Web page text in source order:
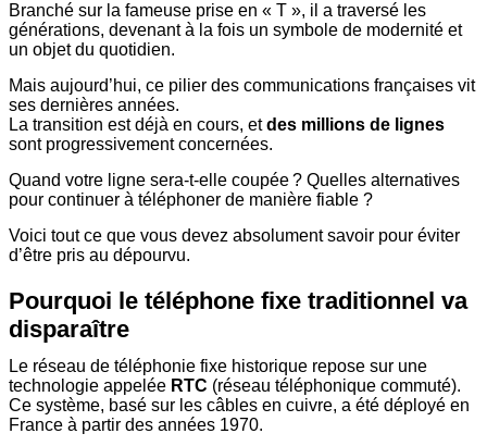
Branché sur la fameuse prise en « T », il a traversé les
générations, devenant à la fois un symbole de modernité et
un objet du quotidien.
Mais aujourd’hui, ce pilier des communications françaises vit
ses dernières années.
La transition est déjà en cours, etdes millions de lignes
sont progressivement concernées.
Quand votre ligne sera-t-elle coupée ? Quelles alternatives
pour continuer à téléphoner de manière fiable ?
Voici tout ce que vous devez absolument savoir pour éviter
d’être pris au dépourvu.
Pourquoi le téléphone fixe traditionnel va
disparaître
Le réseau de téléphonie fixe historique repose sur une
technologie appelée RTC (réseau téléphonique commuté).
Ce système, basé sur les câbles en cuivre, a été déployé en
France à partir des années 1970.